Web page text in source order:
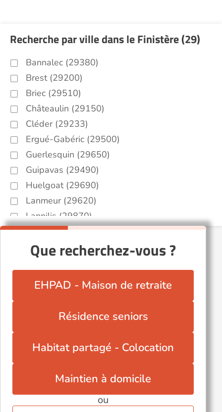
Recherche par ville dans le Finistère (29)
Bannalec (29380)
Brest (29200)
Briec (29510)
Châteaulin (29150)
Cléder (29233)
Ergué-Gabéric (29500)
Guerlesquin (29650)
Guipavas (29490)
Huelgoat (29690)
Lanmeur (29620)
Lannilis (29870)
Lesneven (29260)
Pleyber-Christ (29410)
Plomelin (29700)
Plouhinec (29780)
Quimper (29000)
Saint-Pol-de-Léon (29250)
Que recherchez-vous ?
EHPAD - Maison de retraite
Résidence seniors
Habitat partagé - Colocation
Maintien à domicile
ou